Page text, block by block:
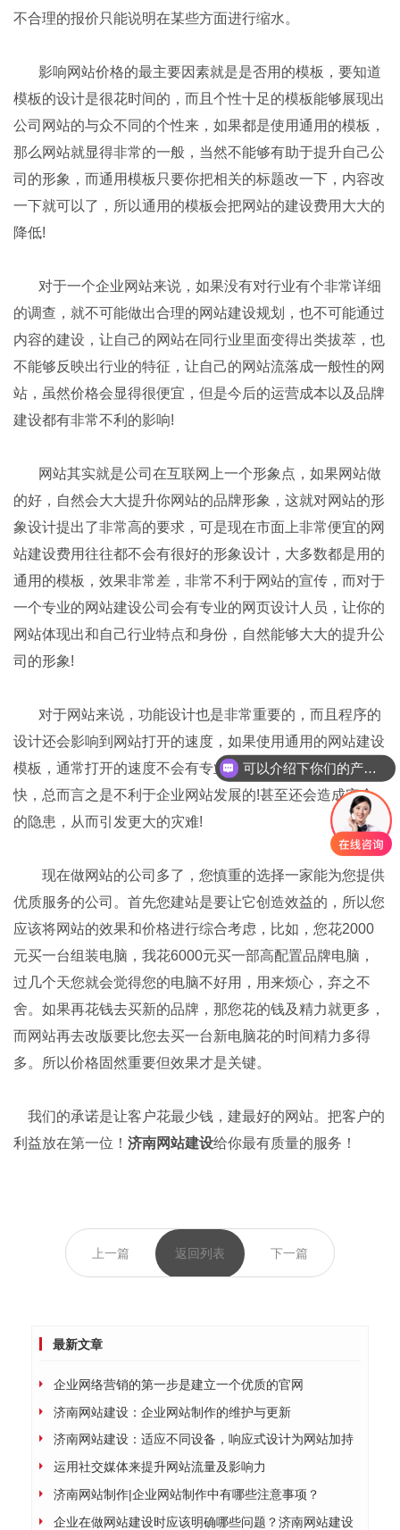
不合理的报价只能说明在某些方面进行缩水。
影响网站价格的最主要因素就是是否用的模板，要知道
模板的设计是很花时间的，而且个性十足的模板能够展现出
公司网站的与众不同的个性来，如果都是使用通用的模板，
那么网站就显得非常的一般，当然不能够有助于提升自己公
司的形象，而通用模板只要你把相关的标题改一下，内容改
一下就可以了，所以通用的模板会把网站的建设费用大大的
降低!
对于一个企业网站来说，如果没有对行业有个非常详细
的调查，就不可能做出合理的网站建设规划，也不可能通过
内容的建设，让自己的网站在同行业里面变得出类拔萃，也
不能够反映出行业的特征，让自己的网站流落成一般性的网
站，虽然价格会显得很便宜，但是今后的运营成本以及品牌
建设都有非常不利的影响!
网站其实就是公司在互联网上一个形象点，如果网站做
的好，自然会大大提升你网站的品牌形象，这就对网站的形
象设计提出了非常高的要求，可是现在市面上非常便宜的网
站建设费用往往都不会有很好的形象设计，大多数都是用的
通用的模板，效果非常差，非常不利于网站的宣传，而对于
一个专业的网站建设公司会有专业的网页设计人员，让你的
网站体现出和自己行业特点和身份，自然能够大大的提升公
司的形象!
对于网站来说，功能设计也是非常重要的，而且程序的
设计还会影响到网站打开的速度，如果使用通用的网站建设
模板，通常打开的速度不会有专业公司量身打造的网站速度
快，总而言之是不利于企业网站发展的!甚至还会造成安全
的隐患，从而引发更大的灾难!
现在做网站的公司多了，您慎重的选择一家能为您提供
优质服务的公司。首先您建站是要让它创造效益的，所以您
应该将网站的效果和价格进行综合考虑，比如，您花2000
元买一台组装电脑，我花6000元买一部高配置品牌电脑，
过几个天您就会觉得您的电脑不好用，用来烦心，弃之不
舍。如果再花钱去买新的品牌，那您花的钱及精力就更多，
而网站再去改版要比您去买一台新电脑花的时间精力多得
多。所以价格固然重要但效果才是关键。
我们的承诺是让客户花最少钱，建最好的网站。把客户的
利益放在第一位！ 济南网站建设给你最有质量的服务！
上一篇 返回列表 下一篇
最新文章
企业网络营销的第一步是建立一个优质的官网
济南网站建设：企业网站制作的维护与更新
济南网站建设：适应不同设备，响应式设计为网站加持
运用社交媒体来提升网站流量及影响力
济南网站制作|企业网站制作中有哪些注意事项？
企业在做网站建设时应该明确哪些问题？济南网站建设
可以介绍下你们的产品么？